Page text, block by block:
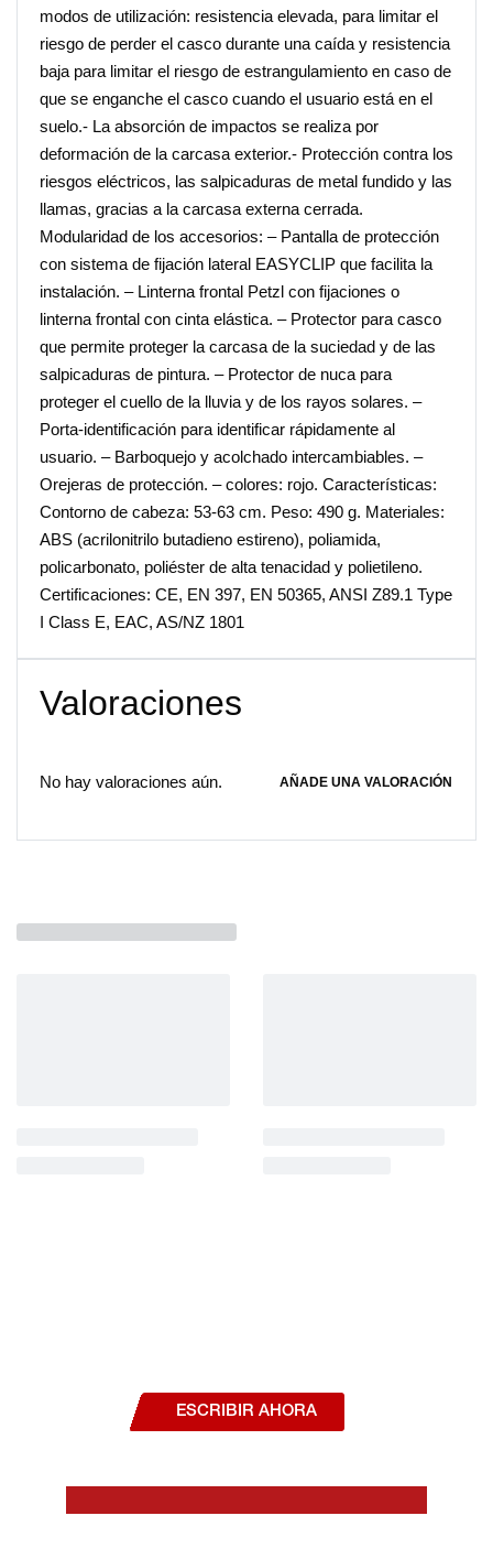
modos de utilización: resistencia elevada, para limitar el
riesgo de perder el casco durante una caída y resistencia
baja para limitar el riesgo de estrangulamiento en caso de
que se enganche el casco cuando el usuario está en el
suelo.- La absorción de impactos se realiza por
deformación de la carcasa exterior.- Protección contra los
riesgos eléctricos, las salpicaduras de metal fundido y las
llamas, gracias a la carcasa externa cerrada.
Modularidad de los accesorios: – Pantalla de protección
con sistema de fijación lateral EASYCLIP que facilita la
instalación. – Linterna frontal Petzl con fijaciones o
linterna frontal con cinta elástica. – Protector para casco
que permite proteger la carcasa de la suciedad y de las
salpicaduras de pintura. – Protector de nuca para
proteger el cuello de la lluvia y de los rayos solares. –
Porta-identificación para identificar rápidamente al
usuario. – Barboquejo y acolchado intercambiables. –
Orejeras de protección. – colores: rojo. Características:
Contorno de cabeza: 53-63 cm. Peso: 490 g. Materiales:
ABS (acrilonitrilo butadieno estireno), poliamida,
policarbonato, poliéster de alta tenacidad y polietileno.
Certificaciones: CE, EN 397, EN 50365, ANSI Z89.1 Type
I Class E, EAC, AS/NZ 1801
Valoraciones
No hay valoraciones aún. AÑADE UNA VALORACIÓN
ESCRIBIR AHORA